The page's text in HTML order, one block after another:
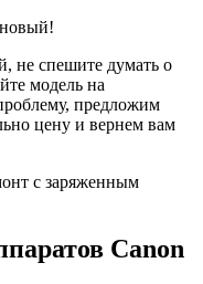
не спешите думать о
модель на
предложим
цену и вернем вам
с заряженным
Canon